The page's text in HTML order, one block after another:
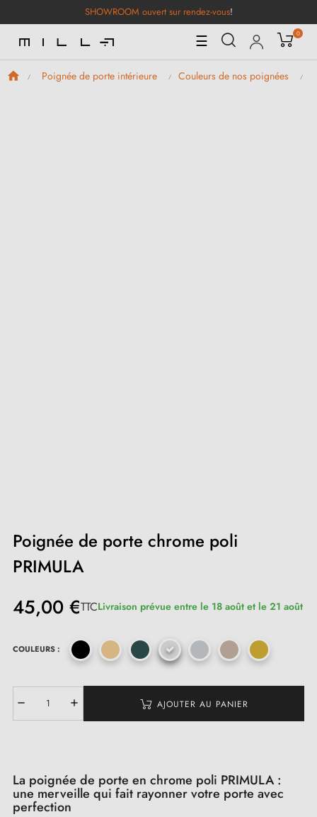
SHOWROOM ouvert sur rendez-vous!
Basculer
la
navigation
☰ 0
Poignée de porte intérieure Couleurs de nos poignées
Poignée de porte chrome poli
PRIMULA
45,00 €TTCLivraison prévue entre le 18 août et le 21 août
COULEURS :
AJOUTER AU PANIER
La poignée de porte en chrome poli PRIMULA :
une merveille qui fait rayonner votre porte avec
perfection